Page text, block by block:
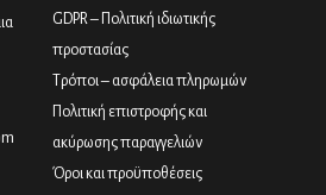
GDPR – Πολιτική ιδιωτικής
προστασίας
Τρόποι – ασφάλεια πληρωμών
Πολιτική επιστροφής και
ακύρωσης παραγγελιών
Όροι και προϋποθέσεις